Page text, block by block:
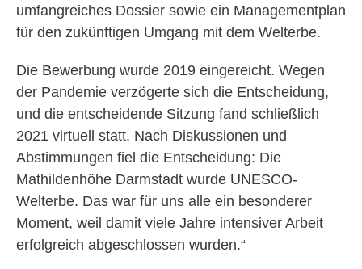
umfangreiches Dossier sowie ein Managementplan
für den zukünftigen Umgang mit dem Welterbe.
Die Bewerbung wurde 2019 eingereicht. Wegen
der Pandemie verzögerte sich die Entscheidung,
und die entscheidende Sitzung fand schließlich
2021 virtuell statt. Nach Diskussionen und
Abstimmungen fiel die Entscheidung: Die
Mathildenhöhe Darmstadt wurde UNESCO-
Welterbe. Das war für uns alle ein besonderer
Moment, weil damit viele Jahre intensiver Arbeit
erfolgreich abgeschlossen wurden.“